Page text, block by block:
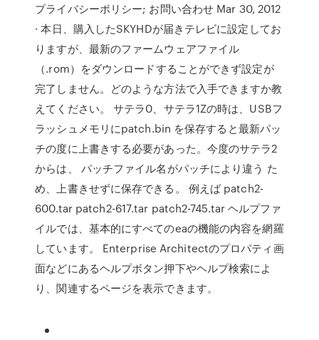
プライバシーポリシー; お問い合わせ Mar 30, 2012
· 本日、購入したSKYHDが届きテレビに設定してお
りますが、最新のファームウェアファイル
（.rom）をダウンロードすることができず設定が
完了しません。どのような方法で入手できますか教
えてください。 サテラ0、サテラ1Zの時は、USBフ
ラッシュメモリにpatch.bin を保存すると最新パッ
チの度に上書きする必要があった。今度のサテラ2
からは、 パッチファイル名がパッチにより違う た
め、上書きせずに保存できる。 例えば patch2-
600.tar patch2-617.tar patch2-745.tar ヘルプファ
イルでは、基本的にすべてのeaの機能の内容を網羅
しています。 Enterprise Architectのプロパティ画
面などにあるヘルプボタン押下やヘルプ検索によ
り、関連するページを表示できます。